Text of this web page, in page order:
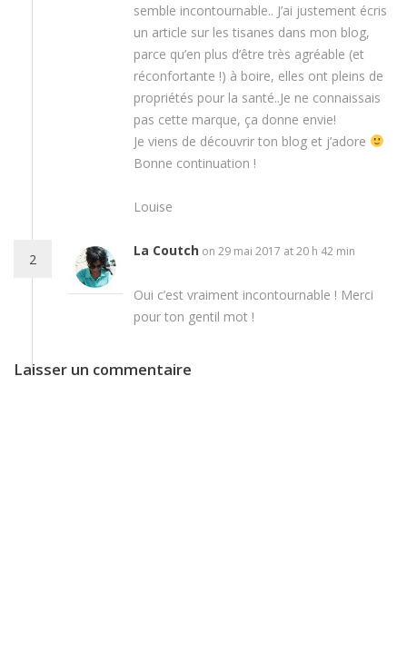
semble incontournable.. J’ai justement écris
un article sur les tisanes dans mon blog,
parce qu’en plus d’être très agréable (et
réconfortante !) à boire, elles ont pleins de
propriétés pour la santé..Je ne connaissais
pas cette marque, ça donne envie!
Je viens de découvrir ton blog et j’adore
Bonne continuation !
Louise
2
La Coutch on 29 mai 2017 at 20 h 42 min
Oui c’est vraiment incontournable ! Merci
pour ton gentil mot !
Laisser un commentaire